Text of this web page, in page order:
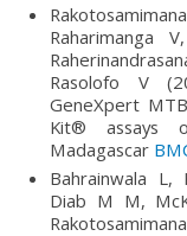
Raharimanga
Rasolofo V
GeneXpert
Kit® assays
Madagascar
Bahrainwala L,
Diab M M,